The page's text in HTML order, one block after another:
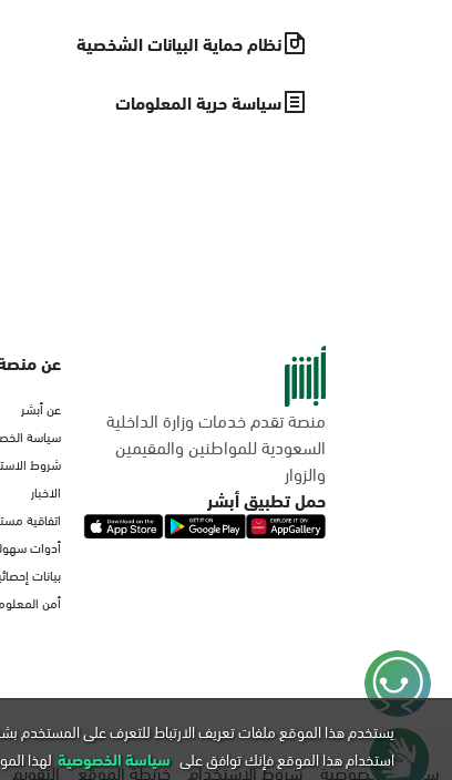
نظام حماية البيانات الشخصية
سياسة حرية المعلومات
منصة تقدم خدمات وزارة الداخلية
السعودية للمواطنين والمقيمين
والزوار
حمل تطبيق أبشر
عن
عن أبشر
سياسة
شروط
الاخبار
اتفاقية
أدوات
بيانات
أمن
سياسة الخصوصية شروط الاستخدام خريطة الموقع التقويم
يستخدم هذا الموقع ملفات تعريف الارتباط للتعرف على المستخدم
استخدام هذا الموقع فإنك توافق على سياسة الخصوصيةلهذا